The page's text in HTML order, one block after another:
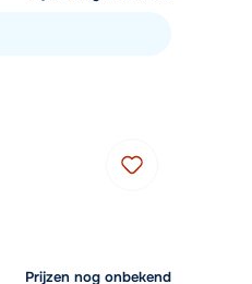
Prijzen nog onbekend